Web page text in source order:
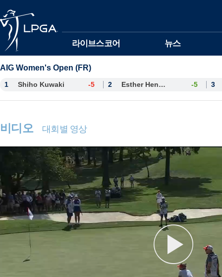
라이브스코어 뉴스
AIG Women's Open (FR)
1 Shiho Kuwaki -5 2 Esther Henseleit -5 3
비디오 대회별 영상